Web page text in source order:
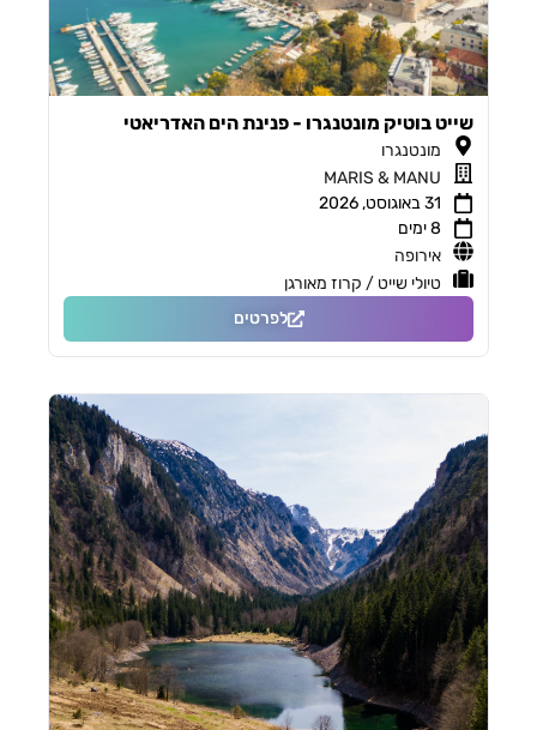
שייט בוטיק מונטנגרו - פנינת הים האדריאטי
מונטנגרו
MARIS & MANU
31 באוגוסט, 2026
8 ימים
אירופה
טיולי שייט / קרוז מאורגן
לפרטים